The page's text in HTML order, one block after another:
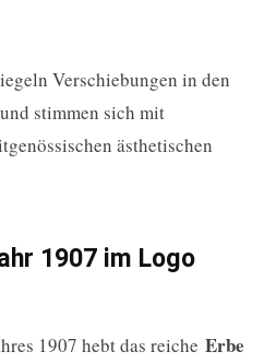
Verschiebungen in den
stimmen sich mit
ästhetischen
1907 im Logo
1907 hebt das reiche Erbe